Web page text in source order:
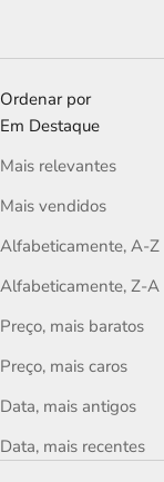
Ordenar por
Em Destaque
Mais relevantes
Mais vendidos
Alfabeticamente, A-Z
Alfabeticamente, Z-A
Preço, mais baratos
Preço, mais caros
Data, mais antigos
Data, mais recentes